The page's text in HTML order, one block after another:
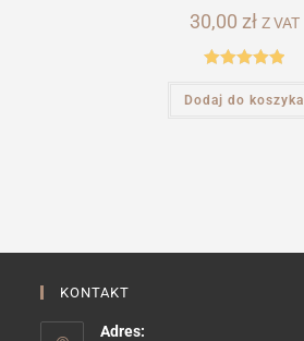
30,00 zł Z VAT
5.00na 5
Dodaj do koszyka
KONTAKT
Adres: